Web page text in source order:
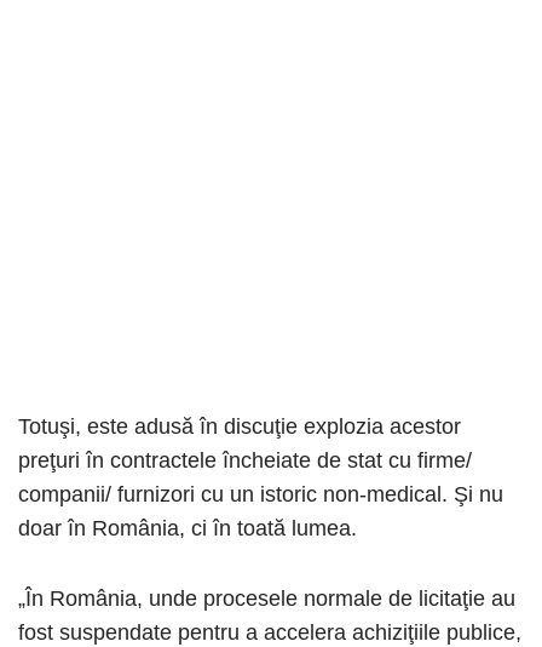
Totuşi, este adusă în discuţie explozia acestor
preţuri în contractele încheiate de stat cu firme/
companii/ furnizori cu un istoric non-medical. Şi nu
doar în România, ci în toată lumea.
„În România, unde procesele normale de licitaţie au
fost suspendate pentru a accelera achiziţiile publice,